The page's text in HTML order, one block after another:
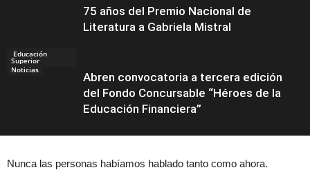
Educación
Superior
Noticias
75 años del Premio Nacional de
Literatura a Gabriela Mistral
Abren convocatoria a tercera edición
del Fondo Concursable “Héroes de la
Educación Financiera”
Nunca las personas habíamos hablado tanto como ahora.